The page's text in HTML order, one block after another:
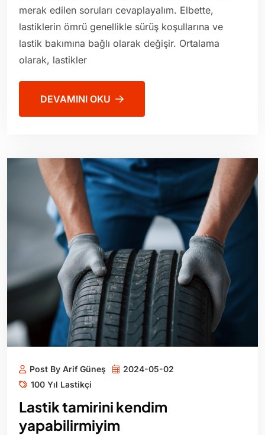
merak edilen soruları cevaplayalım. Elbette,
lastiklerin ömrü genellikle sürüş koşullarına ve
lastik bakımına bağlı olarak değişir. Ortalama
olarak, lastikler
DEVAMINI OKU
Post By Arif Güneş
2024-05-02
100 Yıl Lastikçi
Lastik tamirini kendim
yapabilirmiyim